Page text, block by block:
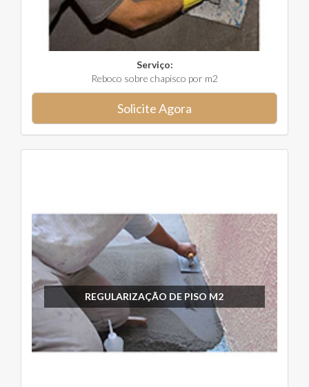
Serviço:
Reboco sobre chapisco por m2
Solicite Agora
REGULARIZAÇÃO DE PISO M2